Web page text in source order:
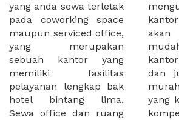
yang anda sewa terletak
pada coworking space
maupun serviced office,
yang merupakan
sebuah kantor yang
memiliki fasilitas
pelayanan lengkap bak
hotel bintang lima.
Sewa office dan ruang
mengunjungi calon
kantor Anda, semuanya
akan dibuat lebih
mudah untuk sewa
kantor terbaik Anda,
dan juga sewa kantor
murah karena harga
yang kami miliki sangat